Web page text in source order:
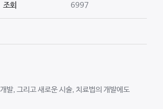
조회 6997
발, 그리고 새로운 시술, 치료법의 개발에도